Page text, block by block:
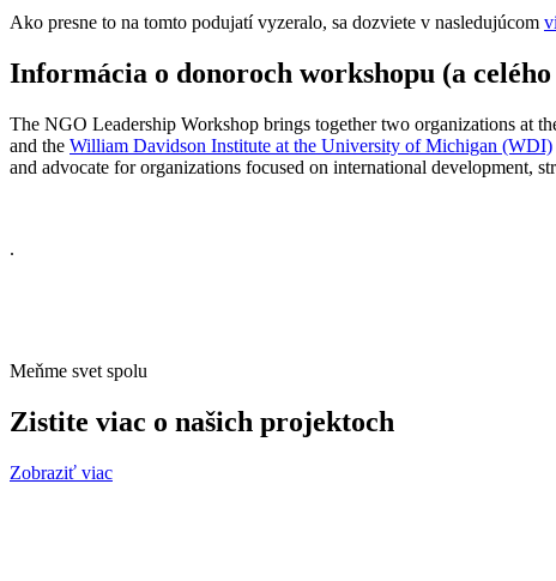
Ako presne to na tomto podujatí vyzeralo, sa dozviete v nasledujúcom
Informácia o donoroch workshopu (a
The NGO Leadership Workshop brings together two organizations at
and the William Davidson Institute at the University of Michigan (WDI)
and advocate for organizations focused on international development,
.
Meňme svet spolu
Zistite viac o našich projektoch
Zobraziť viac